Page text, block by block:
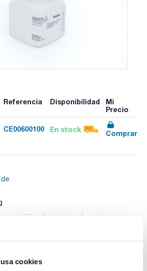
cookies
Referencia Disponibilidad
Mi
Precio
CE00600100 En stock Comprar
de
cerio(IV) sulfato, tetra-Amonio
ºC): hydrolysis reaction